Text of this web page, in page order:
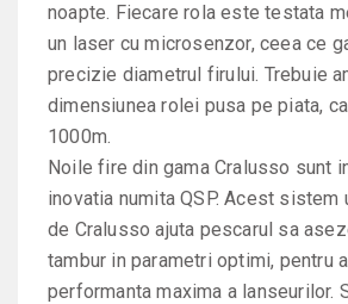
noapte. Fiecare rola este testata
un laser cu microsenzor, ceea ce
precizie diametrul firului. Trebuie
dimensiunea rolei pusa pe piata,
1000m.
Noile fire din gama Cralusso sunt
inovatia numita QSP. Acest sistem
de Cralusso ajuta pescarul sa
tambur in parametri optimi, pentru
performanta maxima a lanseurilor.